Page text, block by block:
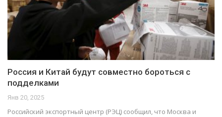
Россия и Китай будут совместно бороться с
подделками
Янв 20, 2025
Российский экспортный центр (РЭЦ) сообщил, что Москва и